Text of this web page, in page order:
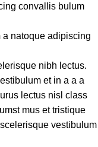
convallis bulum
a natoque adipiscing
nibh lectus.
et in a a a
lectus nisl class
mus et tristique
vestibulum